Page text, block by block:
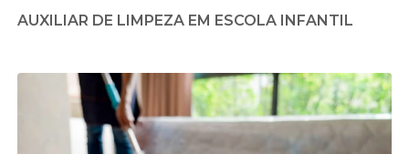
AUXILIAR DE LIMPEZA EM ESCOLA INFANTIL